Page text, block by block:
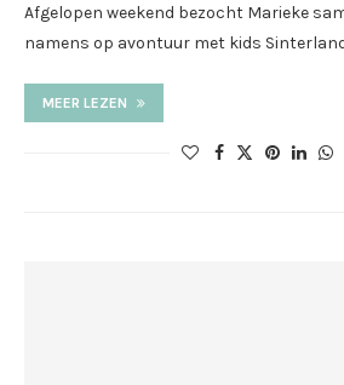
Afgelopen weekend bezocht Marieke
namens op avontuur met kids
MEER LEZEN